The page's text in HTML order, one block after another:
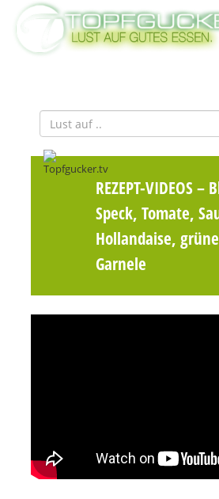
REZEPT-VIDEOS–
Speck, Tomate,
Hollandaise,
Garnele